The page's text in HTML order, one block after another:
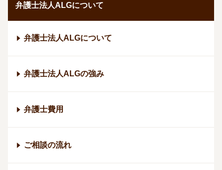
弁護士法人ALGについて
弁護士法人ALGについて
弁護士法人ALGの強み
弁護士費用
ご相談の流れ